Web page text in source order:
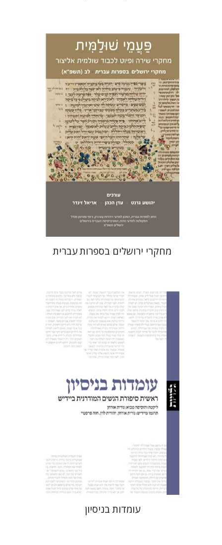
אריאל זינדר יהושע גרנט
עדן
הכהן
$35
$32
מחקרי ירושלים בספרות עברית
נורית אורחן
נורית אורחן
חוה פרסטיי יהודית לוין
הנחת אתר ספר מודפס
עומדות בניסיון